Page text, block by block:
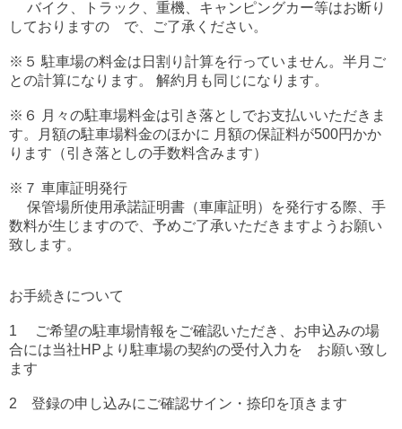
バイク、トラック、重機、キャンピングカー等はお断り
しておりますの で、ご了承ください。
※５ 駐車場の料金は日割り計算を行っていません。半月ご
との計算になります。
解約月も同じになります。
※６ 月々の駐車場料金は引き落としでお支払いいただきま
す。月額の駐車場料金のほかに 月額の保証料が500円かか
ります（引き落としの手数料含みます）
※７ 車庫証明発行
保管場所使用承諾証明書（車庫証明）を発行する際、手
数料が生じますので、予めご了承いただきますようお願い
致します。
お手続きについて
1 ご希望の駐車場情報をご確認いただき、お申込みの場
合には当社HPより駐車場の契約の受付入力を お願い致し
ます
2 登録の申し込みにご確認サイン・捺印を頂きます